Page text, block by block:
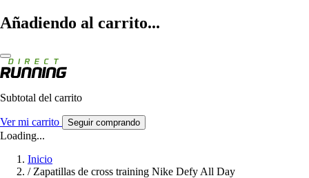
Añadiendo al carrito...
Subtotal del carrito
Ver mi carrito Seguir comprando
Loading...
Inicio
/ Zapatillas de cross training Nike Defy All Day